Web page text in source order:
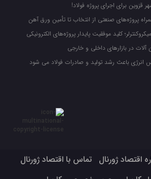
قزوین برای اجرای پروژه فولاد!
پروژه‌های صنعتی از انتخاب تا تأمین ورق آهن
کلید موفقیت پایدار پروژه‌های الکترونیکی
در بازارهای داخلی و خارجی
انرژی باعث رشد تولید و صادرات فولاد می شود
اقتصاد ژورنال
تماس با اقتصاد ژورنال